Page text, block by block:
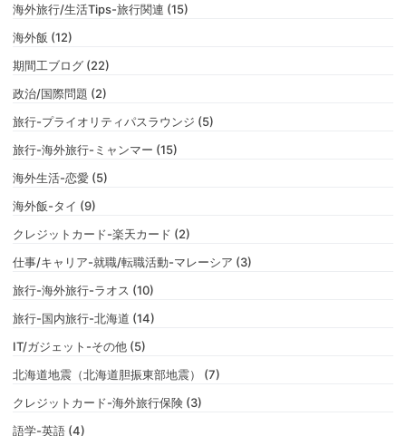
海外旅行/生活Tips-旅行関連 (15)
海外飯 (12)
期間工ブログ (22)
政治/国際問題 (2)
旅行-プライオリティパスラウンジ (5)
旅行-海外旅行-ミャンマー (15)
海外生活-恋愛 (5)
海外飯-タイ (9)
クレジットカード-楽天カード (2)
仕事/キャリア-就職/転職活動-マレーシア (3)
旅行-海外旅行-ラオス (10)
旅行-国内旅行-北海道 (14)
IT/ガジェット-その他 (5)
北海道地震（北海道胆振東部地震） (7)
クレジットカード-海外旅行保険 (3)
語学-英語 (4)